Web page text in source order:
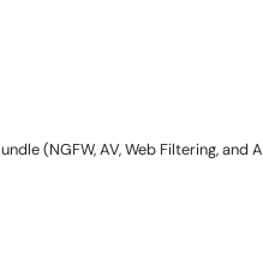
(NGFW, AV, Web Filtering, and